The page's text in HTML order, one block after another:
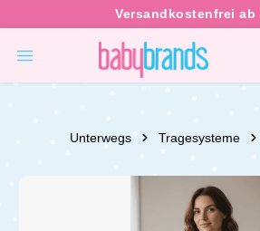
Unterwegs Tragesysteme